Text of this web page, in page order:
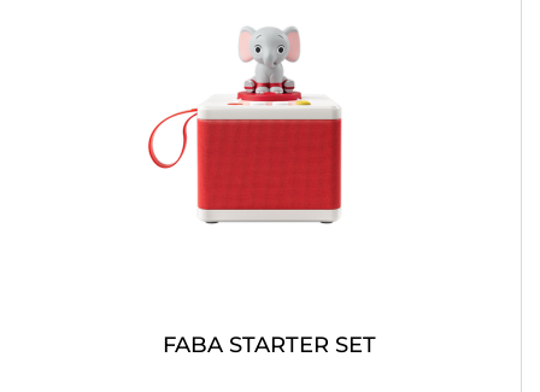
FABA STARTER SET